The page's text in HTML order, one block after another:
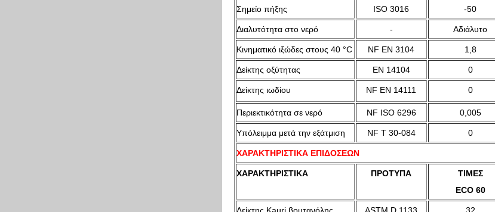
Σημείο πήξης ISO 3016 -50
Διαλυτότητα στο νερό - Αδιάλυτο
Κινηματικό ιξώδες στους 40 °C NF EN 3104 1,8
Δείκτης οξύτητας EN 14104 0
Δείκτης ιωδίου NF EN 14111 0
Περιεκτικότητα σε νερό NF ISO 6296 0,005
Υπόλειμμα μετά την εξάτμιση NF T 30-084 0
ΧΑΡΑΚΤΗΡΙΣΤΙΚΑ ΕΠΙΔΟΣΕΩΝ
ΧΑΡΑΚΤΗΡΙΣΤΙΚΑ ΠΡΟΤΥΠΑ
ΤΙΜΕΣ
ECO 60